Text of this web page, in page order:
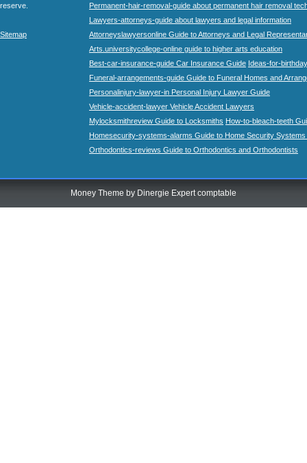
reserve.
Sitemap
Permanent-hair-removal-guide about permanent hair removal
Lawyers-attorneys-guide about lawyers and legal information
Attorneyslawyersonline Guide to Attorneys and Legal
Arts.universitycollege-online guide to higher arts education
Best-car-insurance-guide Car Insurance Guide Ideas-for-
Funeral-arrangements-guide Guide to Funeral Homes and
Personalinjury-lawyer-in Personal Injury Lawyer Guide
Vehicle-accident-lawyer Vehicle Accident Lawyers
Mylocksmithreview Guide to Locksmiths How-to-bleach-teeth
Homesecurity-systems-alarms Guide to Home Security Systems
Orthodontics-reviews Guide to Orthodontics and Orthodontists
Money Theme by Dinergie Expert comptable